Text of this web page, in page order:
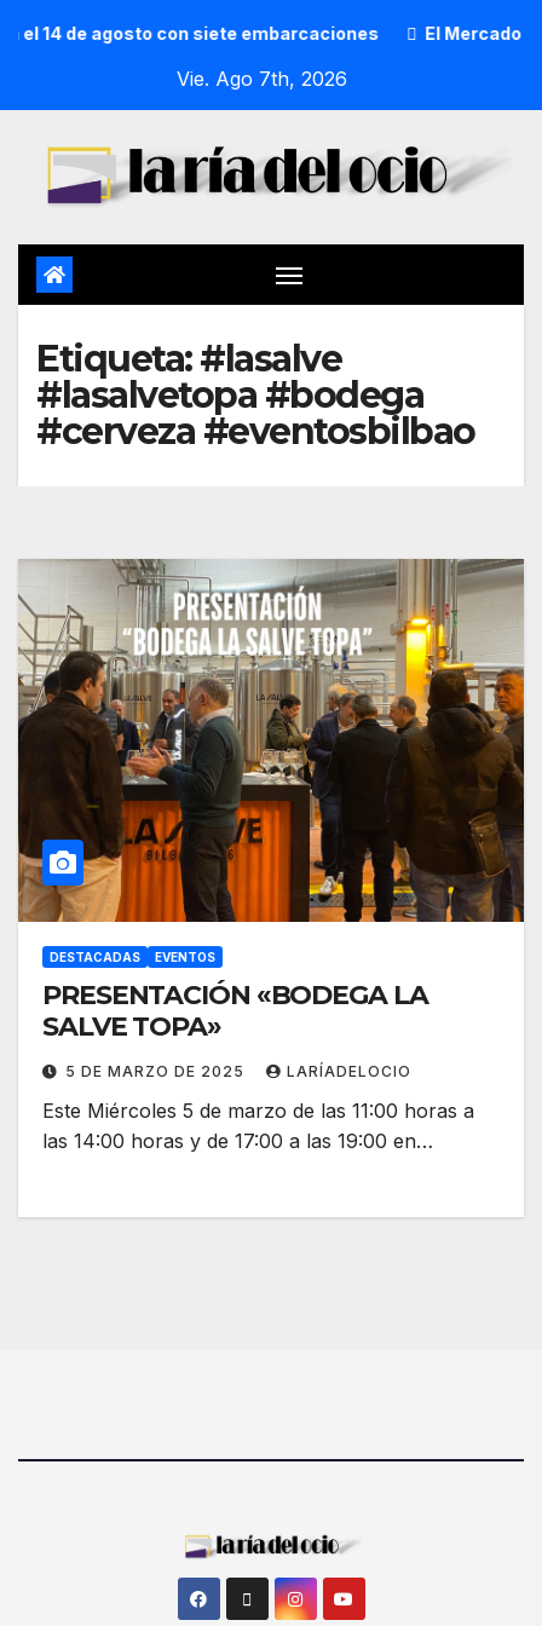
14 de agosto con siete embarcaciones El Mercado de
Vie. Ago 7th, 2026
Etiqueta:#lasalve
#lasalvetopa #bodega
#cerveza #eventosbilbao
DESTACADAS EVENTOS
PRESENTACIÓN «BODEGA LA
SALVE TOPA»
5 DE MARZO DE 2025 LARÍADELOCIO
Este Miércoles 5 de marzo de las 11:00 horas a
las 14:00 horas y de 17:00 a las 19:00 en…